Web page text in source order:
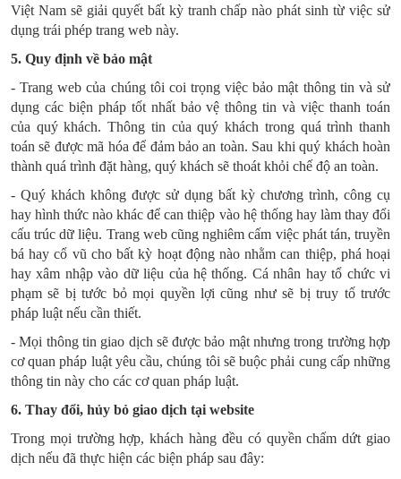
Việt Nam sẽ giải quyết bất kỳ tranh chấp nào phát sinh từ việc sử
dụng trái phép trang web này.
5. Quy định về bảo mật
- Trang web của chúng tôi coi trọng việc bảo mật thông tin và sử
dụng các biện pháp tốt nhất bảo vệ thông tin và việc thanh toán
của quý khách. Thông tin của quý khách trong quá trình thanh
toán sẽ được mã hóa để đảm bảo an toàn. Sau khi quý khách hoàn
thành quá trình đặt hàng, quý khách sẽ thoát khỏi chế độ an toàn.
- Quý khách không được sử dụng bất kỳ chương trình, công cụ
hay hình thức nào khác để can thiệp vào hệ thống hay làm thay đổi
cấu trúc dữ liệu. Trang web cũng nghiêm cấm việc phát tán, truyền
bá hay cổ vũ cho bất kỳ hoạt động nào nhằm can thiệp, phá hoại
hay xâm nhập vào dữ liệu của hệ thống. Cá nhân hay tổ chức vi
phạm sẽ bị tước bỏ mọi quyền lợi cũng như sẽ bị truy tố trước
pháp luật nếu cần thiết.
- Mọi thông tin giao dịch sẽ được bảo mật nhưng trong trường hợp
cơ quan pháp luật yêu cầu, chúng tôi sẽ buộc phải cung cấp những
thông tin này cho các cơ quan pháp luật.
6. Thay đổi, hủy bỏ giao dịch tại website
Trong mọi trường hợp, khách hàng đều có quyền chấm dứt giao
dịch nếu đã thực hiện các biện pháp sau đây: